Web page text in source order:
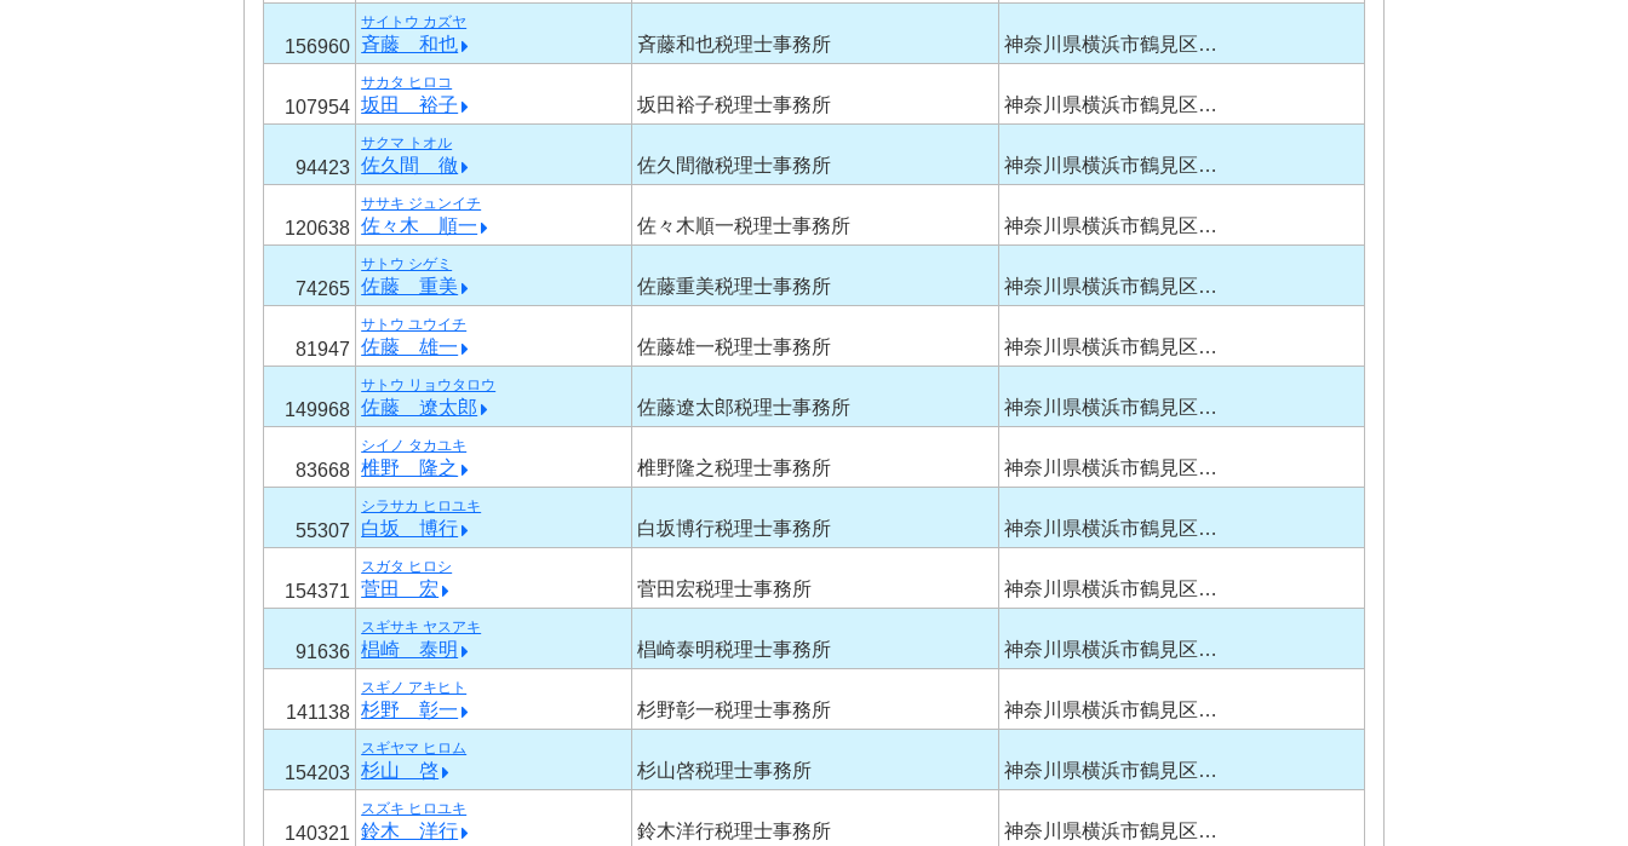
156960
サイトウ カズヤ
斉藤 和也 斉藤和也税理士事務所 神奈川県横浜市鶴見区…
107954
サカタ ヒロコ
坂田 裕子 坂田裕子税理士事務所 神奈川県横浜市鶴見区…
94423
サクマ トオル
佐久間 徹 佐久間徹税理士事務所 神奈川県横浜市鶴見区…
120638
ササキ ジュンイチ
佐々木 順一 佐々木順一税理士事務所 神奈川県横浜市鶴見区…
74265
サトウ シゲミ
佐藤 重美 佐藤重美税理士事務所 神奈川県横浜市鶴見区…
81947
サトウ ユウイチ
佐藤 雄一 佐藤雄一税理士事務所 神奈川県横浜市鶴見区…
149968
サトウ リョウタロウ
佐藤 遼太郎 佐藤遼太郎税理士事務所 神奈川県横浜市鶴見区…
83668
シイノ タカユキ
椎野 隆之 椎野隆之税理士事務所 神奈川県横浜市鶴見区…
55307
シラサカ ヒロユキ
白坂 博行 白坂博行税理士事務所 神奈川県横浜市鶴見区…
154371
スガタ ヒロシ
菅田 宏 菅田宏税理士事務所 神奈川県横浜市鶴見区…
91636
スギサキ ヤスアキ
椙崎 泰明 椙崎泰明税理士事務所 神奈川県横浜市鶴見区…
141138
スギノ アキヒト
杉野 彰一 杉野彰一税理士事務所 神奈川県横浜市鶴見区…
154203
スギヤマ ヒロム
杉山 啓 杉山啓税理士事務所 神奈川県横浜市鶴見区…
140321
スズキ ヒロユキ
鈴木 洋行 鈴木洋行税理士事務所 神奈川県横浜市鶴見区…